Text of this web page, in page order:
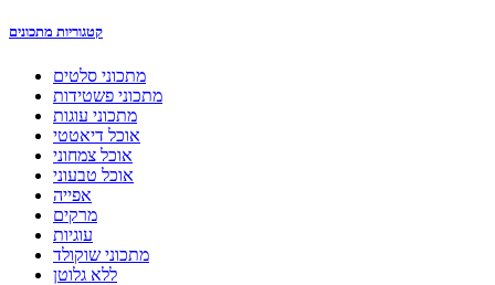
קטגוריות מתכונים
מתכוני סלטים
מתכוני פשטידות
מתכוני עוגות
אוכל דיאטטי
אוכל צמחוני
אוכל טבעוני
אפייה
מרקים
עוגיות
מתכוני שוקולד
ללא גלוטן